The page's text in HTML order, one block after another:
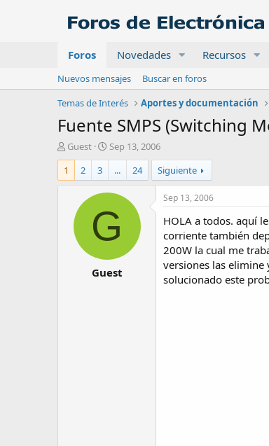
Foros Novedades Recursos
Nuevos mensajes
Buscar en foros
Temas de Interés
Aportes y documentación
Fuente SMPS (Switching
A
u
t
o
Guest
F
e
h
a
d
i
i
c
Sep 13, 2006
1
2 3 ... 24 Siguiente
G
Guest
Sep 13, 2006
HOLA a todos. aquí
corriente también
200W la cual me
versiones las elimine
solucionado este